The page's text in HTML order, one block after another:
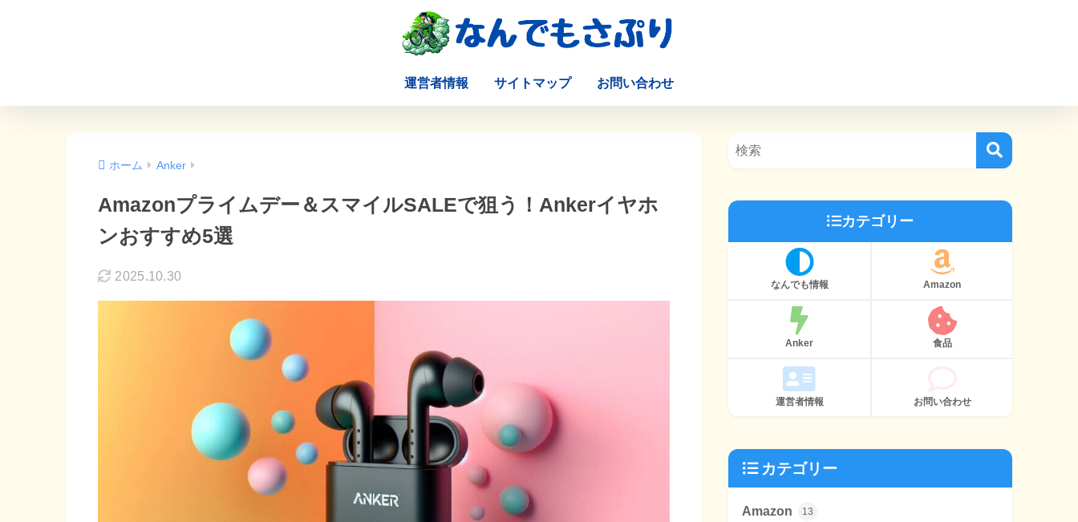
運営者情報 サイトマップ お問い合わせ
ホーム Anker
Amazonプライムデー＆スマイルSALEで狙う！Ankerイヤホ
ンおすすめ5選
2025.10.30
カテゴリー
なんでも情報 Amazon
Anker 食品
運営者情報 お問い合わせ
カテゴリー
Amazon 13